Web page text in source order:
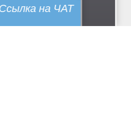
Блоги
на ЧАТ